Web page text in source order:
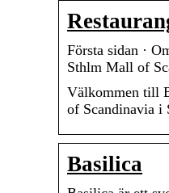
Första sidan ·
Sthlm Mall of
Välkommen till
of Scandinavia i
Basilica